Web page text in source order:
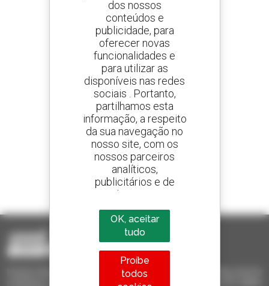
Crie os seus alertas
e receba anúncios de equipamentos usados
800 concessionários
A Manitou em todo o mundo
1 em cada 4 telescópicos
vendido no mundo é um manitou
Invia le richieste a più concessionari contemporaneamente, ricevi le
notifiche in base agli alert impostati. Tutto questo dal tuo PC, tablet
dos nossos
conteúdos e
publicidade, para
oferecer novas
funcionalidades e
para utilizar as
disponíveis nas redes
sociais . Portanto,
partilhamos esta
informação, a respeito
da sua navegação no
nosso site, com os
nossos parceiros
analíticos,
publicitários e de
redes sociais
OK, aceitar
tudo
Proíbe
todos